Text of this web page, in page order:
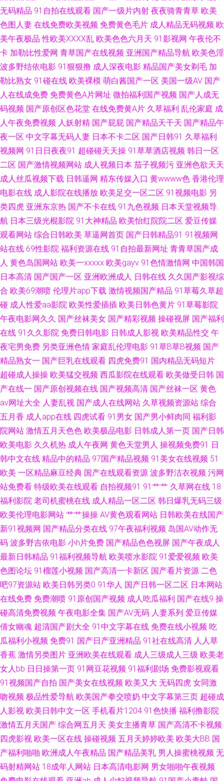
线观看 亚洲AV东方在线 俺也去综合网 青青草青娱乐av99 91精彩视频 东方
成人Av片在线 日韩福利导航官网 男人色网天堂 91精品福利入口 国产欧美日
韩激情 丝袜人妻一二区 91颜色的官网 久久草视频福利 偷拍福利视频四区 91
网免费看嫩草 黄色成人在线视频观看 伊人玖玖热一本道影院 草莓丝瓜视频
网站 日本乱码 91免费观看 国产精品永久 日韩免费成人网 91美女逼 福利片
区入口 日韩一本道旡码AⅤ 91老熟妇 国产精品久久无人区 午夜福利国产一区
日韩无毛 91精品国产高清久久 国产亚洲日本欧美 瑟涩视频肉h 91娱乐综合
网 免费小视频在线观看 91超碰在线观看 国产14页 91干逼电影 日韩精品首
页 91久久国产人妖系列 国产偷自区 亚洲精品无码一区二 99视频在线你懂得
伦理深喉 有码中字 ts米兰黑丝另类 人人操超碰 免费阿Ⅴ 91超碰青娱乐 成人
激情综合网激情九月 男人女人性天堂α 日韩成人网站欧美网站 先锋Av中文区
91熟女视频福利 欧美成人一区 91工厂直播 国产91页 日韩综合专区 91尤物
在线探花 欧美第一福利 91夫妻视频在线观看 黄色小视频一二区 91av95 国
产精品污 无码欧美一区 91熊猫在线免费观看 欧美日韩第一色 91的美女视频
国产黑丝在线观看网站 少妇精品一区二区 91在线视频免费观看者 日韩成人
网址 91久久a欧美 黑料有码 99福利视频导航网站 瑟涩视频肉h 91素人约啪
系列 久久国产精品国语对白 91茄子在线看 久草视频网站 中日韩成人在线不
卡 成人另类亚洲欧美 日韩中文字幕婷婷综合 五月婷婷色网 97资总站中文字
黑人福利导航 www草莓视频 97久久免费视频 不卡人Av AV视屏观看 成AV人
不卡在线 日韩精品在线视频 亚洲欧美九区 91大神免费网址 夜色91尤物 精品
国产自产拍在线观 91se在线 国产91福利在线观看 超碰91人人 三级片现场主
播 91视频入口 男女AV 91探花国产在线 欧美123日韩 69福利姬在线观看 91
艹狠狠 在线观看啪啪视频 一本道娱乐网 激情文学怡春院 91插插插精品 女人
资源网 av资源天堂 五月婷婷干干干 久草视频好吊日综合色 91在线视频免费
51黑科福利社 国外碰视频网站91 91超碰在线观导航 国产精品一区不卡色
91福利无 欧美ay性爱 91网址黄w 欧美做爱在线 92国产福利 先锋影音资源
AV站 抖阴极品入口 丝袜人妻一二区 99黄色免费视频 天堂福利av 老湿影院激
无码精品 91自拍在线观看 国产一级片内射 夜夜骑青青草 欧美
色图人妻 在线免费欧美视频 免费黄色毛片 成人精品无码视频 欧
美午夜极品 性欧美ⅩⅩⅩⅩ乱 欧美色色六月天 91影视网 午夜伦不
卡 加勒比性爱网 青草国产在线视频 亚洲国产精品导航 欧美色淫
波多野结依电影 91狠狠撸 成人深夜电影 精品国产美女剃毛 加
勒比熟女 91碰在线 欧美裸模 萌白酱国产一区 美国一级AV 国产
人在线成免费 免费黄色A片网址 微拍福利国产视频 国产人成无
码视频 国产原创区色花堂 在线免费黄A片 久草福利 乱伦家庭 成
人午夜免费视频 人妖射精 国产屁屁 国产精品天干天 国产精品午
夜一区 中文字幕无码人妻 日本不卡二区 国产日韩91 久草福利
视频网 91日日夜夜91 超碰碰天天操 91草草酒店视频 韩日一区
二区 国产激情视频网站 成人视频日本 茄子视频污 亚洲色欲天天
成人丝瓜视频下载 日韩逼网 精东传媒入口 黄wwww色 香港伦理
电影在线 成人影院在线播放 欧美足交一区二区 91视频电影 另
类四虎 亚洲东京热 国产不卡在线 91九色视频 日本天堂视频导
航 日本三级光棍影院 91大神精品 欧美怡红院院二区 爱豆传媒
观看网站 综合日韩欧美 草逼网首页 国产日韩精品91 91视频网
站在线 69性影院 福利资源在线 91自拍最新网址 青青草国产成
人 黄色岛国网站 欧美一xxxxx 欧美gayv 91色情激情网 中国韩国
日本高清 国产国产一区 亚洲欧洲成人 日韩在线 久久国产影视综
合 欧美69潮喷 伦理片app下载 激情视频国产精品 91草莓久草超
碰 成人性爱aa影院 欧美性爱插插 欧美日韩色黄片 91草莓影院
午夜电影网久久 国产丝袜美女 国产精彩视频 操碰视屏 国产福利
在线 91久久影院 免费日韩电影 日韩成人影视 欧美精品性交 午
夜宅男免费 另类亚洲色情 家庭乱伦理电影 91草B草B视频 国产
精品熟女一 国产巨乳在线观看 四虎免费91 国内精品无码短片
超碰成人操操 欧美猛交视频 西瓜影院在线观看 欧美做受日韩 国
产在线一 国产原创视频在线 国产视频高清 国产丝袜一区 黄色
av网址大全 人妻乱视 国产成人在线网站 久草视频资源站 综合
五月香 成人app在线 四虎试看 91男女 国产男小鲜肉同 福利影
院网站 激情五月天色色 欧美极品电影 日韩成人第一页 国产日韩
欧美电影 久久机热 成人午夜网 黄色天堂男人 操视频免费91 日
韩中文在线 精品中的精品 97国产精品视频 91美女在线视频 51
欧美 一区精品麻豆经典 国产在线观看资源 波多野洁衣视频 污网
站免费看 特级欧美在线观看 自拍视频91 91艹艹 久草网在线 18
福利影院 老司机蜜桃在线 成人精品一区二区 韩日爆乳无码三级
欧美伦理电影网站 艹艹操操 AV黄色观看网站 日韩欧美在线国产
新91视频网 国产精品分类在线 97午夜福利视频 岛国AV动作无
码 波多野吉依电影 小h片免费 国产精品色色视屏 国产午夜成人
最新日韩精品 91福利视频导航 欧美喷水影院 91爱爱视频 欧美
色图论坛 91榴莲小视频 国产高清一卡新区 国产看片资源 二色
吧97资源站 欧美日韩另类0 91华人 国产日韩一区二区 日本网站
在线免费 免费潮喷 91原创国产视频 成人吃瓜福利 国产在线9 操
碰高清免费视频 午夜电影全集 国产AV无码 人妻系列 爱豆传媒
倩女幽魂 超清国产剧大全 91中文字幕在线 免费在线小视频 吃
瓜福利小视频 免费91 国产日产亚洲精品 91社在线高清 人人草
香蕉 激情另类图片 亚洲欧美在线观看 成人三级成人三级 欧美老
女人bb 日日操第一页 91网豆花视频 91福利剧场 免费影视观看
91视频国产自拍 国产美女在线视频 欧美又大 无码四虎 女同激
吻视频 极品性爱导航 欧美国产拳交喷奶 中文字幕第三页 超碰成
人影视 欧美日韩中文一区 手机看片1204 91色快播 福利撸影院
激情五月天国产 综合网五月天 美女主播青草 国产高清不卡视频
四虎影视 欧美一区在线 操碰视频 五月天婷婷欧美 欧美大BB 国
产福利啪啪 欧洲成人午夜精品 国产精品美乳 男人操蜜桃视频 无
码射精网站 18成年人网站 日本高清电影网 男女啪啪午夜视频